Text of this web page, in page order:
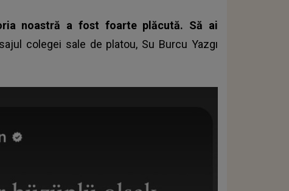
noastră a fost foarte plăcută. Să ai
colegei sale de platou, Su Burcu Yazgı